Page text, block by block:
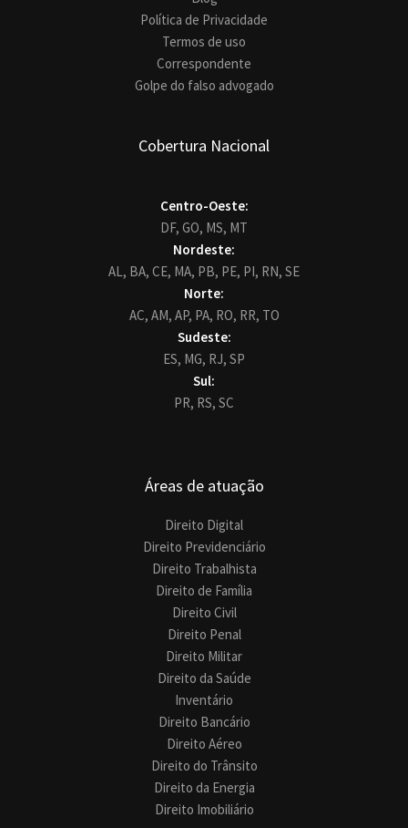
Política de Privacidade
Termos de uso
Correspondente
Golpe do falso advogado
Cobertura Nacional
Centro-Oeste:
DF, GO, MS, MT
Nordeste:
AL, BA, CE, MA, PB, PE, PI, RN, SE
Norte:
AC, AM, AP, PA, RO, RR, TO
Sudeste:
ES, MG, RJ, SP
Sul:
PR, RS, SC
Áreas de atuação
Direito Digital
Direito Previdenciário
Direito Trabalhista
Direito de Família
Direito Civil
Direito Penal
Direito Militar
Direito da Saúde
Inventário
Direito Bancário
Direito Aéreo
Direito do Trânsito
Direito da Energia
Direito Imobiliário